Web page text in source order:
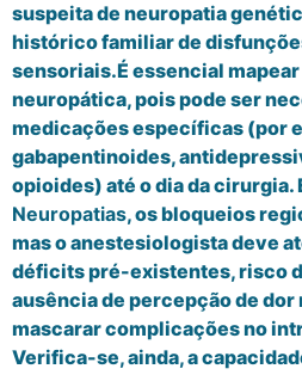
suspeita de neuropatia
histórico familiar de
sensoriais.É essencial
neuropática, pois pode ser
medicações específicas (por
gabapentinoides,
opioides) até o dia da cirurgia.
Neuropatias, os bloqueios
mas o anestesiologista deve
déficits pré-existentes, risco
ausência de percepção de dor
mascarar complicações no
Verifica-se, ainda, a